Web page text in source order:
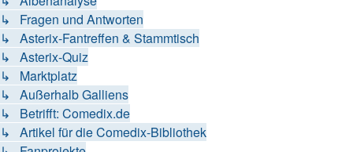
↳ Fragen und Antworten
↳ Asterix-Fantreffen & Stammtisch
↳ Asterix-Quiz
↳ Marktplatz
↳ Außerhalb Galliens
↳ Betrifft: Comedix.de
↳ Artikel für die Comedix-Bibliothek